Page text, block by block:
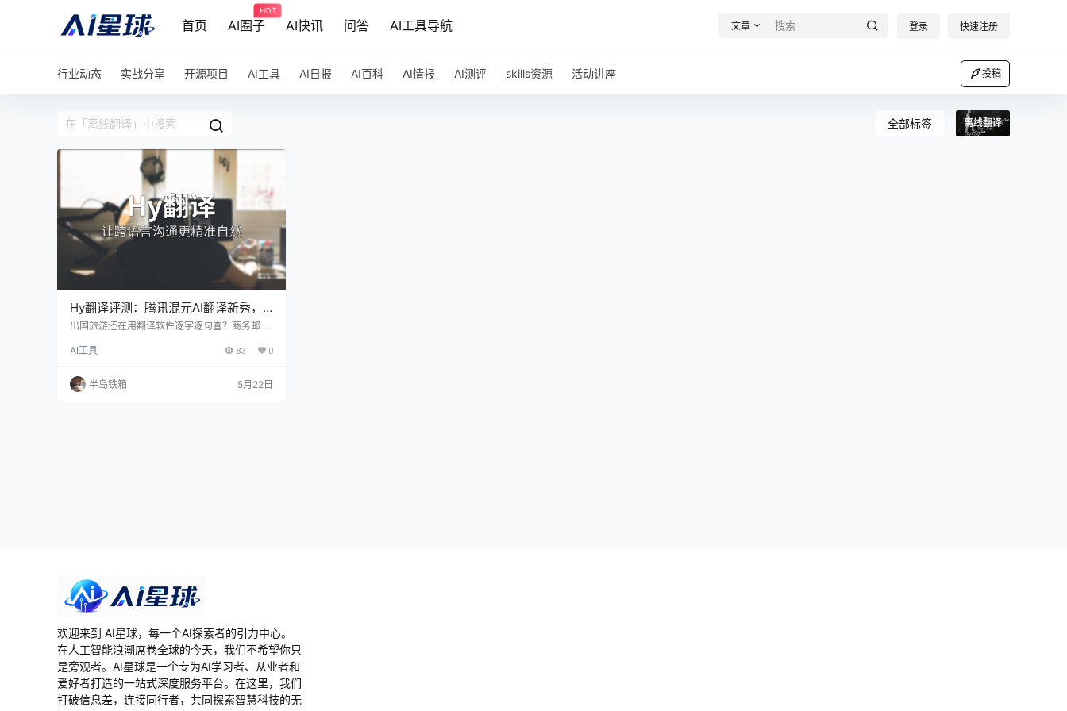
首页 AI圈子
HOT
AI快讯 问答 AI工具导航 文章 登录 快速注册
行业动态 实战分享 开源项目 AI工具 AI日报 AI百科 AI情报 AI测评 skills资源 活动讲座 投稿
全部标签 离线翻译
Hy翻译评测：腾讯混元AI翻译新秀，
能否挑战DeepL？
出国旅游还在用翻译软件逐字逐句查？商务邮件
你需要的答案。腾讯混元团队基于自研Hy-MT2
和5种民汉方言，440MB端侧离线模型让你无网
也能用，9种预设风格覆盖学术到法律各种场
AI工具 83 0
半岛铁箱 5月22日
欢迎来到 AI星球，每一个AI探索者的引力中心。
在人工智能浪潮席卷全球的今天，我们不希望你只
是旁观者。AI星球是一个专为AI学习者、从业者和
爱好者打造的一站式深度服务平台。在这里，我们
打破信息差，连接同行者，共同探索智慧科技的无